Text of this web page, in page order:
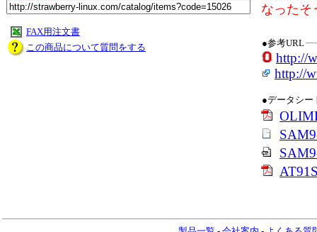
FAX用注文書
この商品について質問をする
なったそ
●参考URL
http://
http://
●データシー